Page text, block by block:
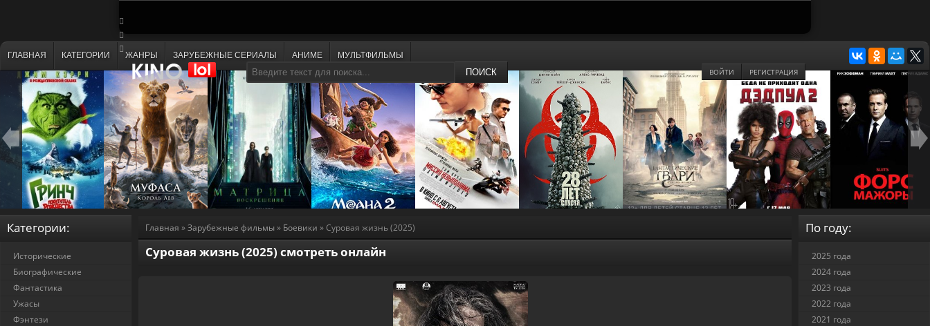
ПОИСК ВОЙТИ РЕГИСТРАЦИЯ
ГЛАВНАЯ КАТЕГОРИИ ЖАНРЫ ЗАРУБЕЖНЫЕ СЕРИАЛЫ АНИМЕ МУЛЬТФИЛЬМЫ
Главная »Зарубежные фильмы» Боевики » Суровая жизнь (2025)
Суровая жизнь (2025) смотреть онлайн
Категории:
Исторические
Биографические
Фантастика
Ужасы
Фэнтези
По году:
2025 года
2024 года
2023 года
2022 года
2021 года